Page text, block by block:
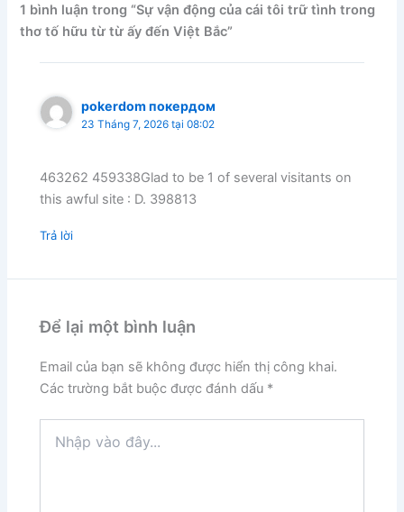
1 bình luận trong “Sự vận động của cái tôi trữ tình trong
thơ tố hữu từ từ ấy đến Việt Bắc”
pokerdom покердом
23 Tháng 7, 2026 tại 08:02
463262 459338Glad to be 1 of several visitants on
this awful site : D. 398813
Trả lời
Để lại một bình luận
Email của bạn sẽ không được hiển thị công khai.
Các trường bắt buộc được đánh dấu *
vào